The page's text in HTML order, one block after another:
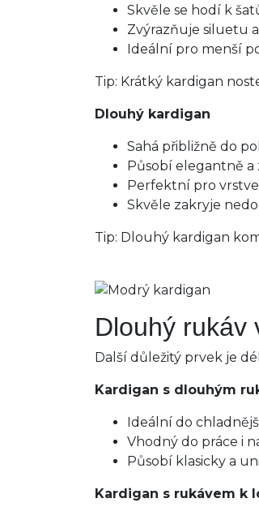
Skvěle se hodí k
Zvýrazňuje siluetu
Ideální pro menší
Tip: Krátký kardigan
Dlouhý kardigan
Sahá přibližně do
Působí elegantně
Perfektní pro
Skvěle zakryje
Tip: Dlouhý kardigan
Dlouhý rukáv
Další důležitý prvek je
Kardigan s dlouhým
Ideální do
Vhodný do práce i
Působí klasicky a
Kardigan s rukávem k